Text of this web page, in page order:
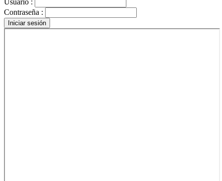
Usuario :
Contraseña :
Iniciar sesión